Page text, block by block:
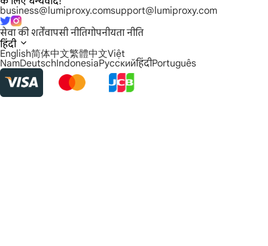
business@lumiproxy.comsupport@lumiproxy.com
सेवा की शर्तेंवापसी नीतिगोपनीयता नीति
हिंदी
English简体中文繁體中文Việt
NamDeutschIndonesiaРусскийहिंदीPortuguês